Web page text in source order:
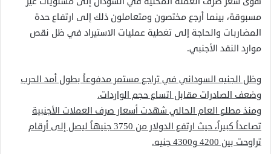
مسبوقة، بينما أرجع مختصون ومتعاملون ذلك إلى ارتفاع حدة
المضاربات والحاجة إلى تغطية عمليات الاستيراد في ظل نقص
موارد النقد الأجنبي.
وظل الجنيه السوداني في تراجع مستمر مدفوعاً بطول أمد الحرب
وضعف الصادرات مقابل اتساع حجم الواردات.
ومنذ مطلع العام الحالي شهدت أسعار صرف العملات الأجنبية
تصاعداً كبيراً، حيث ارتفع الدولار من 3750 جنيهاً ليصل إلى أرقام
تراوحت بين 4200 و4300 جنيه.